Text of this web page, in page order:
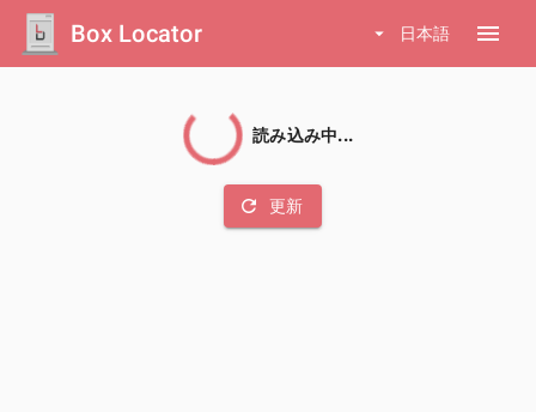
Box Locator arrow_drop_down 日本語 menu
読み込み中...
refresh 更新